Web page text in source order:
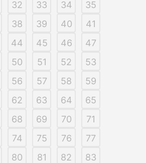
32 33 34
35
38 39 40
41
44 45 46
47
50 51 52
53
56 57 58
59
62 63 64
65
68 69 70
71
74 75 76
77
80 81 82
83